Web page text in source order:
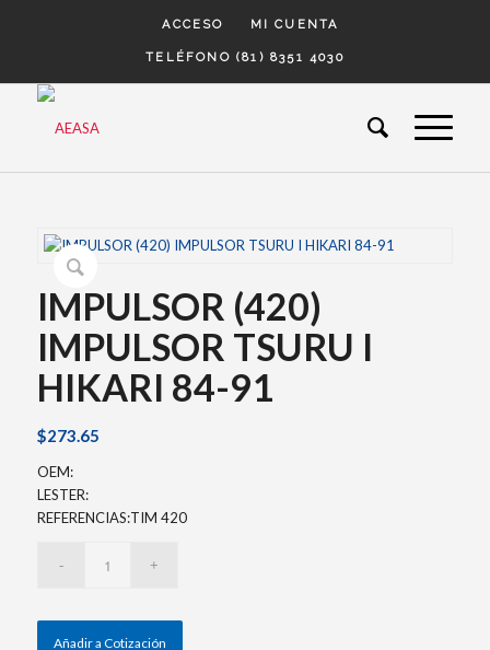
ACCESO MI CUENTA
TELÉFONO (81) 8351 4030
IMPULSOR (420)
IMPULSOR TSURU I
HIKARI 84-91
$273.65
OEM:
LESTER:
REFERENCIAS:TIM 420
Añadir a Cotización